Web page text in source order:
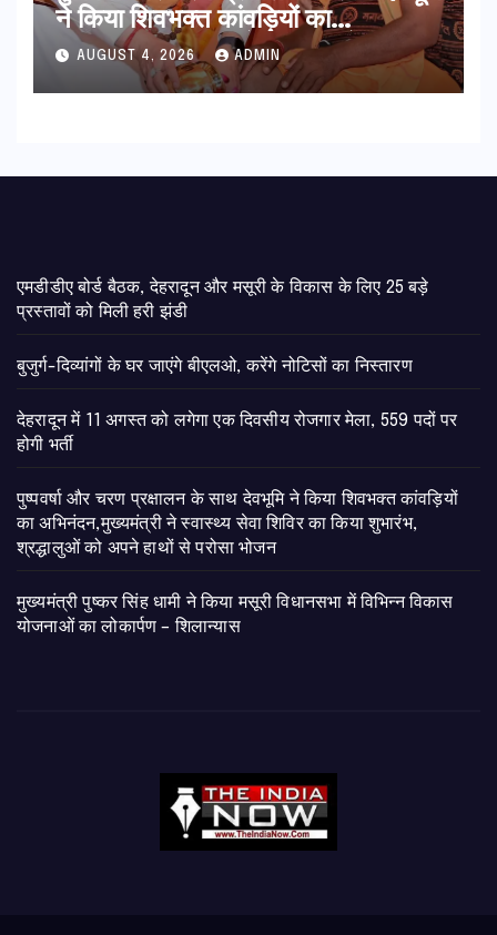
ने किया शिवभक्त कांवड़ियों का
अभिनंदन,मुख्यमंत्री ने स्वास्थ्य सेवा शिविर
का किया शुभारंभ, श्रद्धालुओं को अपने
हाथों से परोसा भोजन
AUGUST 4, 2026 ADMIN
एमडीडीए बोर्ड बैठक, देहरादून और मसूरी के विकास के लिए 25 बड़े
प्रस्तावों को मिली हरी झंडी
बुजुर्ग-दिव्यांगों के घर जाएंगे बीएलओ, करेंगे नोटिसों का निस्तारण
​देहरादून में 11 अगस्त को लगेगा एक दिवसीय रोजगार मेला, 559 पदों पर
होगी भर्ती
पुष्पवर्षा और चरण प्रक्षालन के साथ देवभूमि ने किया शिवभक्त कांवड़ियों
का अभिनंदन,मुख्यमंत्री ने स्वास्थ्य सेवा शिविर का किया शुभारंभ,
श्रद्धालुओं को अपने हाथों से परोसा भोजन
मुख्यमंत्री पुष्कर सिंह धामी ने किया मसूरी विधानसभा में विभिन्न विकास
योजनाओं का लोकार्पण – शिलान्यास